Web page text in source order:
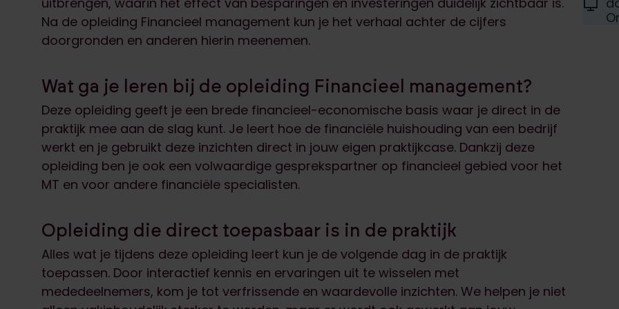
Na de opleiding Financieel management kun je het verhaal achter de cijfers
doorgronden en anderen hierin meenemen.
Wat ga je leren bij de opleiding Financieel management?
Deze opleiding geeft je een brede financieel-economische basis waar je direct in de
praktijk mee aan de slag kunt. Je leert hoe de financiële huishouding van een bedrijf
werkt en je gebruikt deze inzichten direct in jouw eigen praktijkcase. Dankzij deze
opleiding ben je ook een volwaardige gesprekspartner op financieel gebied voor het
MT en voor andere financiële specialisten.
Opleiding die direct toepasbaar is in de praktijk
Alles wat je tijdens deze opleiding leert kun je de volgende dag in de praktijk
toepassen. Door interactief kennis en ervaringen uit te wisselen met
mededeelnemers, kom je tot verfrissende en waardevolle inzichten. We helpen je niet